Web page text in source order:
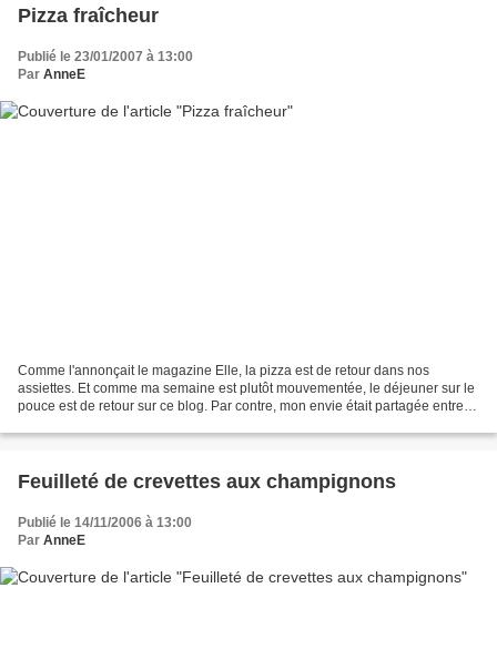
Pizza fraîcheur
Publié le 23/01/2007 à 13:00
Par AnneE
Comme l'annonçait le magazine Elle, la pizza est de retour dans nos
assiettes. Et comme ma semaine est plutôt mouvementée, le déjeuner sur le
pouce est de retour sur ce blog. Par contre, mon envie était partagée entre
Feuilleté de crevettes aux champignons
Publié le 14/11/2006 à 13:00
Par AnneE